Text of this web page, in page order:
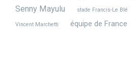
Senny Mayulu stade Francis-Le Blé
Vincent Marchetti équipe de France